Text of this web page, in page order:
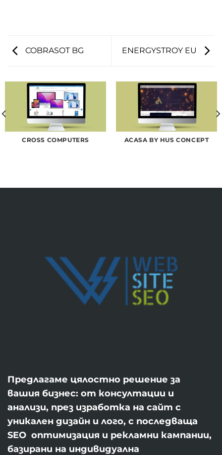
COBRASOT BG ENERGYSTROY EU
CROSS COMPUTERS ACASA BY HUS CONCEPT
Предлагаме цялостно решение за
вашия бизнес: от консултации и
анализи, през изработка на сайт с
уникален дизайн и лого, с последваща
SEO оптимизация и рекламни кампании,
базирани на индивидуална